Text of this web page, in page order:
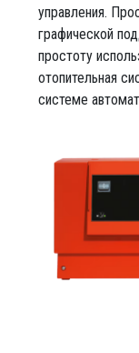
управления.
графической
простоту
отопительная
системе